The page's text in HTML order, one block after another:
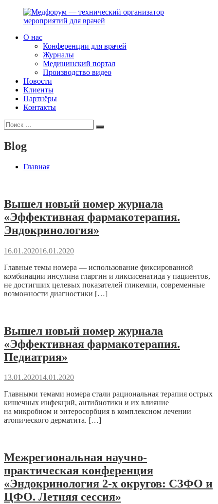
Перейти
Медфорум
технический
организатор
мероприятий
врачей
консультируем
участников
российского
фармрынка
помогаем
выстраивать
с
медицинским
и
фармацевтическим
О нас
Конференции для врачей
Журналы
Медицинский портал
Производство видео
Новости
Клиенты
Партнёры
Контакты
Искать:
Поиск
Blog
Главная
Вышел новый номер журнала
«Эффективная фармакотерапия.
Эндокринология»
16.01.202016.01.2020
Главные темы номера — использование фиксированной
комбинации инсулина гларгин и ликсисенатида у пациентов,
не достигших целевых показателей гликемии, современные
возможности диагностики […]
Вышел новый номер журнала
«Эффективная фармакотерапия.
Педиатрия»
13.01.202014.01.2020
Главными темами номера стали рациональная терапия острых
кишечных инфекций, антибиотики и их влияние
на микробиом и энтеросорбция в комплексном лечении
атопического дерматита. […]
Межрегиональная научно-
практическая конференция
«Эндокринология 2-х округов: СЗФО и
ЦФО. Летняя сессия»